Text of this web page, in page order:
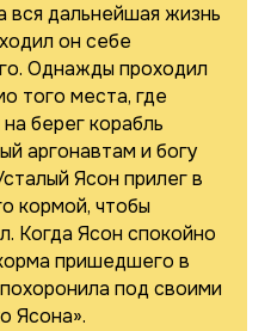
вся дальнейшая жизнь
он себе
Однажды проходил
того места, где
берег корабль
аргонавтам и богу
Ясон прилег в
кормой, чтобы
Когда Ясон спокойно
пришедшего в
под своими
Ясона».